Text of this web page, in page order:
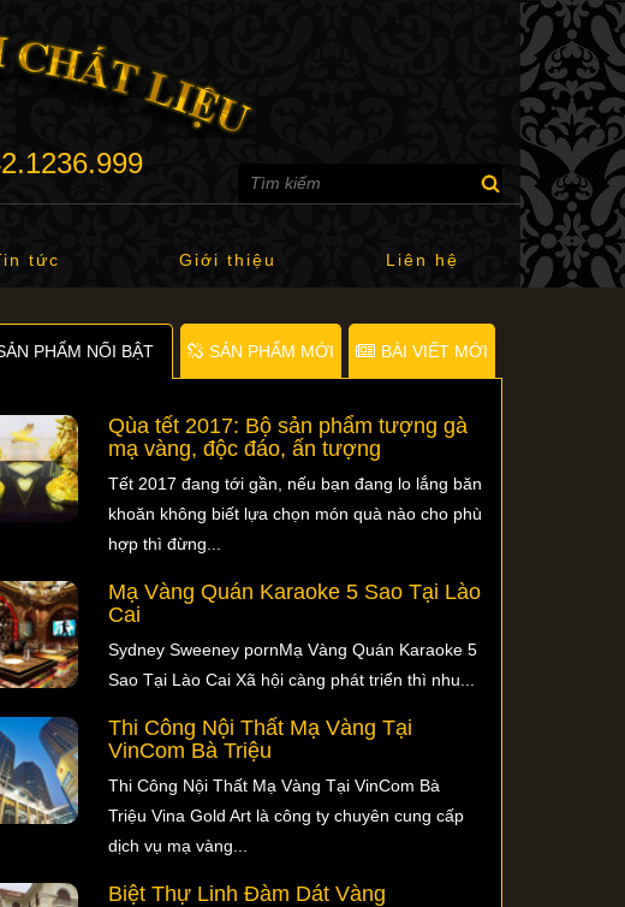
tức Giới thiệu Liên hệ
PHẨM NỐI BẬT SẢN PHẨM MỚI BÀI VIẾT MỚI
Qùa tết 2017: Bộ sản phẩm tượng gà
mạ vàng, độc đáo, ấn tượng
Tết 2017 đang tới gần, nếu bạn đang lo lắng băn
khoăn không biết lựa chọn món quà nào cho phù
hợp thì đừng...
Mạ Vàng Quán Karaoke 5 Sao Tại Lào
Cai
Sydney Sweeney pornMạ Vàng Quán Karaoke 5
Sao Tại Lào Cai Xã hội càng phát triển thì nhu...
Thi Công Nội Thất Mạ Vàng Tại
VinCom Bà Triệu
Thi Công Nội Thất Mạ Vàng Tại VinCom Bà
Triệu Vina Gold Art là công ty chuyên cung cấp
dịch vụ mạ vàng...
Biệt Thự Linh Đàm Dát Vàng